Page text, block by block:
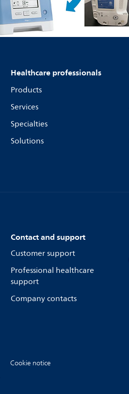
Healthcare professionals
Products
Services
Specialties
Solutions
Contact and support
Customer support
Professional healthcare
support
Company contacts
Cookie notice